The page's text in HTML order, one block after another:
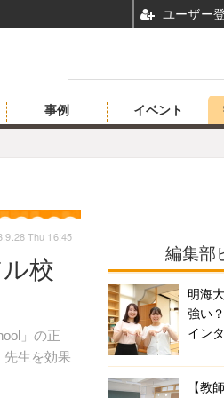
事例 イベント
校
」の正
生を効果
Thu 16:45
編集部
明海
強い
イン
【教
ユーザー